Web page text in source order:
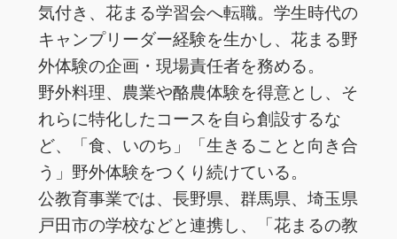
気付き、花まる学習会へ転職。学生時代の
キャンプリーダー経験を生かし、花まる野
外体験の企画・現場責任者を務める。
野外料理、農業や酪農体験を得意とし、そ
れらに特化したコースを自ら創設するな
ど、「食、いのち」「生きることと向き合
う」野外体験をつくり続けている。
公教育事業では、長野県、群馬県、埼玉県
戸田市の学校などと連携し、「花まるの教